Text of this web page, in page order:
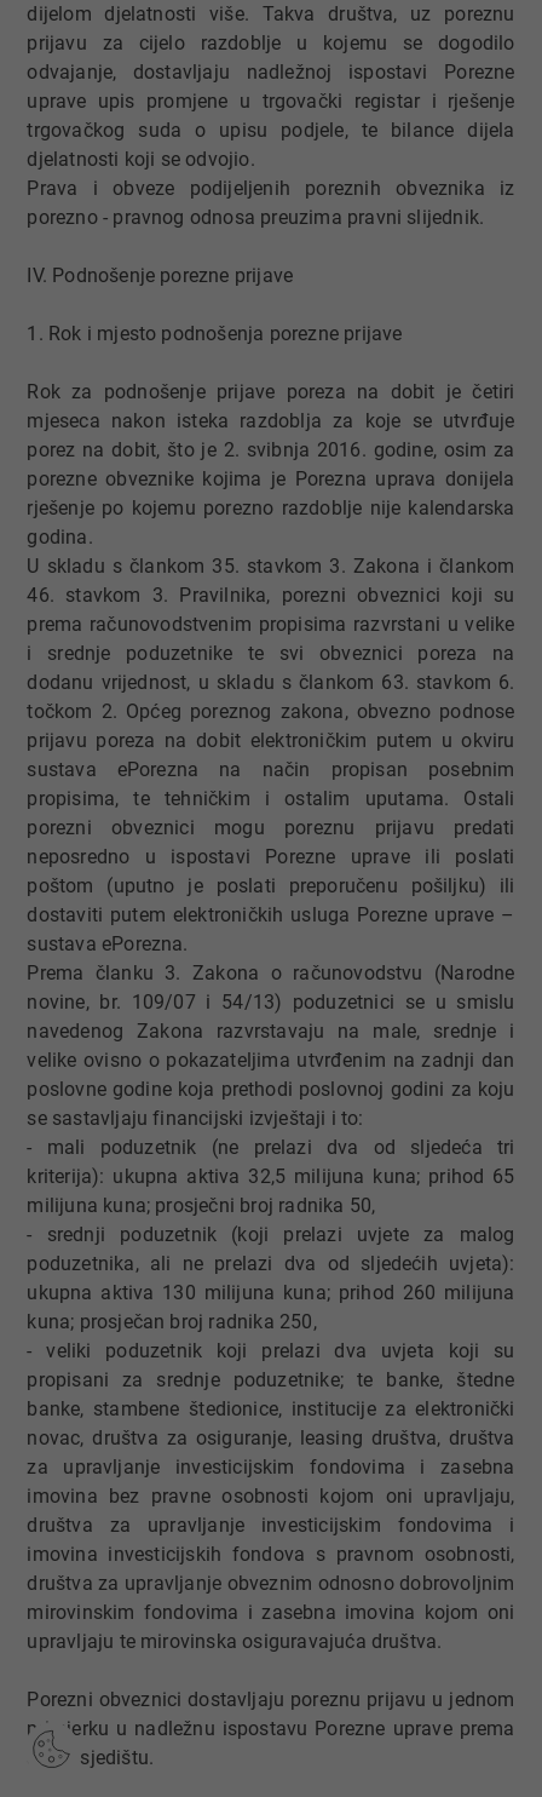
dijelom djelatnosti više. Takva društva, uz poreznu
prijavu za cijelo razdoblje u kojemu se dogodilo
odvajanje, dostavljaju nadležnoj ispostavi Porezne
uprave upis promjene u trgovački registar i rješenje
trgovačkog suda o upisu podjele, te bilance dijela
djelatnosti koji se odvojio.
Prava i obveze podijeljenih poreznih obveznika iz
porezno - pravnog odnosa preuzima pravni slijednik.
IV. Podnošenje porezne prijave
1. Rok i mjesto podnošenja porezne prijave
Rok za podnošenje prijave poreza na dobit je četiri
mjeseca nakon isteka razdoblja za koje se utvrđuje
porez na dobit, što je 2. svibnja 2016. godine, osim za
porezne obveznike kojima je Porezna uprava donijela
rješenje po kojemu porezno razdoblje nije kalendarska
godina.
U skladu s člankom 35. stavkom 3. Zakona i člankom
46. stavkom 3. Pravilnika, porezni obveznici koji su
prema računovodstvenim propisima razvrstani u velike
i srednje poduzetnike te svi obveznici poreza na
dodanu vrijednost, u skladu s člankom 63. stavkom 6.
točkom 2. Općeg poreznog zakona, obvezno podnose
prijavu poreza na dobit elektroničkim putem u okviru
sustava ePorezna na način propisan posebnim
propisima, te tehničkim i ostalim uputama. Ostali
porezni obveznici mogu poreznu prijavu predati
neposredno u ispostavi Porezne uprave ili poslati
poštom (uputno je poslati preporučenu pošiljku) ili
dostaviti putem elektroničkih usluga Porezne uprave –
sustava ePorezna.
Prema članku 3. Zakona o računovodstvu (Narodne
novine, br. 109/07 i 54/13) poduzetnici se u smislu
navedenog Zakona razvrstavaju na male, srednje i
velike ovisno o pokazateljima utvrđenim na zadnji dan
poslovne godine koja prethodi poslovnoj godini za koju
se sastavljaju financijski izvještaji i to:
- mali poduzetnik (ne prelazi dva od sljedeća tri
kriterija): ukupna aktiva 32,5 milijuna kuna; prihod 65
milijuna kuna; prosječni broj radnika 50,
- srednji poduzetnik (koji prelazi uvjete za malog
poduzetnika, ali ne prelazi dva od sljedećih uvjeta):
ukupna aktiva 130 milijuna kuna; prihod 260 milijuna
kuna; prosječan broj radnika 250,
- veliki poduzetnik koji prelazi dva uvjeta koji su
propisani za srednje poduzetnike; te banke, štedne
banke, stambene štedionice, institucije za elektronički
novac, društva za osiguranje, leasing društva, društva
za upravljanje investicijskim fondovima i zasebna
imovina bez pravne osobnosti kojom oni upravljaju,
društva za upravljanje investicijskim fondovima i
imovina investicijskih fondova s pravnom osobnosti,
društva za upravljanje obveznim odnosno dobrovoljnim
mirovinskim fondovima i zasebna imovina kojom oni
upravljaju te mirovinska osiguravajuća društva.
Porezni obveznici dostavljaju poreznu prijavu u jednom
primjerku u nadležnu ispostavu Porezne uprave prema
svom sjedištu.